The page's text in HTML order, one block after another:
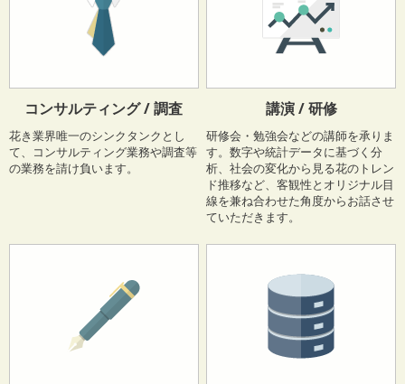
りぶる（2026年7月号）にて『はじめての切り花ガイド』（内藤育子 著）をご紹
介いただきました。ありがとうございます
pic.twitter.com/rtkbIob9VK
— WAVE出版 (@WAVE_P)June 30, 2026
この『りぶる』は、自民党のビジョンや女性局の取り組み、女性
議員の活躍などを発信するばかりでなく、グルメ、旅、文化、
健康など、暮らしに役立つ情報もたくさん掲載されています。
【メディア掲載】公社園芸文化協会様の会報誌に掲載されました
公益社団法人園芸文化協会様
の会報誌『園芸文化みんなの広場』
コンサルティング / 調査
花き業界唯一のシンクタンクとし
て、コンサルティング業務や調査等
の業務を請け負います。
講演 / 研修
研修会・勉強会などの講師を承りま
す。数字や統計データに基づく分
析、社会の変化から見る花のトレン
ド推移など、客観性とオリジナル目
線を兼ね合わせた角度からお話させ
ていただきます。